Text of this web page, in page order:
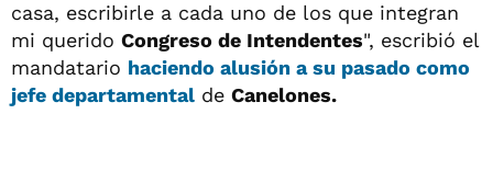
casa, escribirle a cada uno de los que integran
mi querido Congreso de Intendentes", escribió el
mandatario haciendo alusión a su pasado como
jefe departamental de Canelones.